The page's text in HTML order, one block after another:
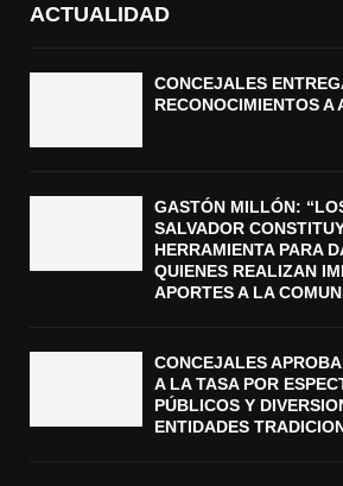
ACTUALIDAD
CONCEJALES
RECONOCIMIENTOS A
GASTÓN MILLÓN:
SALVADOR
HERRAMIENTA PARA
QUIENES REALIZAN
APORTES A LA
CONCEJALES
A LA TASA POR
PÚBLICOS Y
ENTIDADES